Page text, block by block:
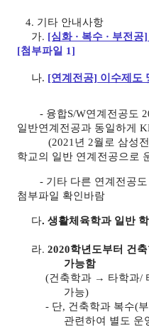
4. 기타 안내사항
가. [심화 · 복수 · 부전
[첨부파일 1]
나. [연계전공] 이수제도
- 융합S/W연계전공도
일반연계전공과 동일하게
(2021년 2월로 삼성전
학교의 일반 연계전공으로
- 기타 다른 연계전공
첨부파일 확인바람
다. 생활체육학과 일반
라. 2020학년도부터 건
가능함
(건축학과 → 타학과/ 타
가능)
- 단, 건축학과 복수(부)
관련하여 별도 운